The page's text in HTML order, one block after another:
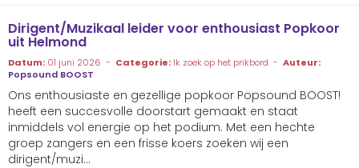
Dirigent/Muzikaal leider voor enthousiast Popkoor
uit Helmond
Datum: 01 juni 2026 - Categorie: Ik zoek op het prikbord - Auteur:
Popsound BOOST
Ons enthousiaste en gezellige popkoor Popsound BOOST!
heeft een succesvolle doorstart gemaakt en staat
inmiddels vol energie op het podium. Met een hechte
groep zangers en een frisse koers zoeken wij een
dirigent/muzi...